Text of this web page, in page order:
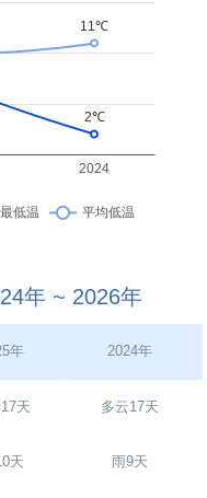
年 ~ 2026年
年 2024年
天
天
多云17天
雨9天